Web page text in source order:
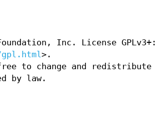
Inc. License
>.
to change and
by law.